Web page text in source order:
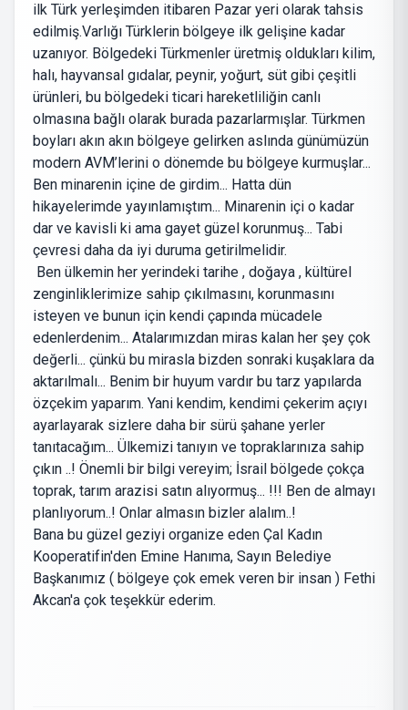
ilk Türk yerleşimden itibaren Pazar yeri olarak tahsis
edilmiş.Varlığı Türklerin bölgeye ilk gelişine kadar
uzanıyor. Bölgedeki Türkmenler üretmiş oldukları kilim,
halı, hayvansal gıdalar, peynir, yoğurt, süt gibi çeşitli
ürünleri, bu bölgedeki ticari hareketliliğin canlı
olmasına bağlı olarak burada pazarlarmışlar. Türkmen
boyları akın akın bölgeye gelirken aslında günümüzün
modern AVM’lerini o dönemde bu bölgeye kurmuşlar...
Ben minarenin içine de girdim... Hatta dün
hikayelerimde yayınlamıştım... Minarenin içi o kadar
dar ve kavisli ki ama gayet güzel korunmuş... Tabi
çevresi daha da iyi duruma getirilmelidir.
Ben ülkemin her yerindeki tarihe , doğaya , kültürel
zenginliklerimize sahip çıkılmasını, korunmasını
isteyen ve bunun için kendi çapında mücadele
edenlerdenim... Atalarımızdan miras kalan her şey çok
değerli... çünkü bu mirasla bizden sonraki kuşaklara da
aktarılmalı... Benim bir huyum vardır bu tarz yapılarda
özçekim yaparım. Yani kendim, kendimi çekerim açıyı
ayarlayarak sizlere daha bir sürü şahane yerler
tanıtacağım... Ülkemizi tanıyın ve topraklarınıza sahip
çıkın ..! Önemli bir bilgi vereyim; İsrail bölgede çokça
toprak, tarım arazisi satın alıyormuş... !!! Ben de almayı
planlıyorum..! Onlar almasın bizler alalım..!
Bana bu güzel geziyi organize eden Çal Kadın
Kooperatifin'den Emine Hanıma, Sayın Belediye
Başkanımız ( bölgeye çok emek veren bir insan ) Fethi
Akcan'a çok teşekkür ederim.